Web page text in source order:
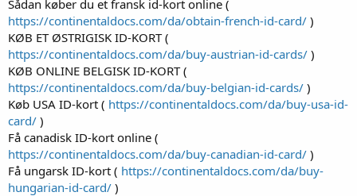
Sådan køber du et fransk id-kort online (
https://continentaldocs.com/da/obtain-french-id-card/ )
KØB ET ØSTRIGISK ID-KORT (
https://continentaldocs.com/da/buy-austrian-id-cards/ )
KØB ONLINE BELGISK ID-KORT (
https://continentaldocs.com/da/buy-belgian-id-cards/ )
Køb USA ID-kort ( https://continentaldocs.com/da/buy-usa-id-
card/ )
Få canadisk ID-kort online (
https://continentaldocs.com/da/buy-canadian-id-card/ )
Få ungarsk ID-kort ( https://continentaldocs.com/da/buy-
hungarian-id-card/ )